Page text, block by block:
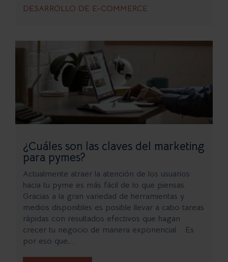
DESARROLLO DE E-COMMERCE
¿Cuáles son las claves del marketing
para pymes?
Actualmente atraer la atención de los usuarios
hacia tu pyme es más fácil de lo que piensas.
Gracias a la gran variedad de herramientas y
medios disponibles es posible llevar a cabo tareas
rápidas con resultados efectivos que hagan
crecer tu negocio de manera exponencial. Es
por eso que,...